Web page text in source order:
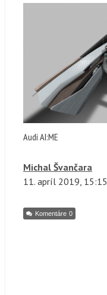
Audi AI:ME
Michal Švančara
11. apríl 2019, 15:15
Komentáre 0